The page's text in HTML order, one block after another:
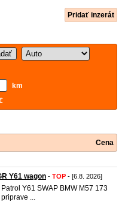
Pridať inzerát
km
Cena
Y61 wagon - TOP - [6.8. 2026]
Y61 SWAP BMW M57 173
...